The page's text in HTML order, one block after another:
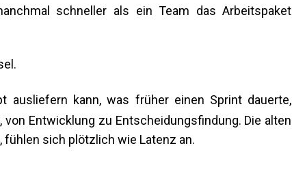
schneller als ein Team das Arbeitspaket
kann, was früher einen Sprint dauerte,
Entwicklung zu Entscheidungsfindung. Die alten
fühlen sich plötzlich wie Latenz an.